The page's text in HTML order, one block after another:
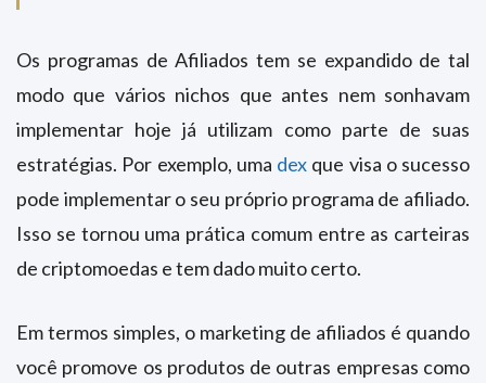
Os programas de Afiliados tem se expandido de tal
modo que vários nichos que antes nem sonhavam
implementar hoje já utilizam como parte de suas
estratégias. Por exemplo, uma dex que visa o sucesso
pode implementar o seu próprio programa de afiliado.
Isso se tornou uma prática comum entre as carteiras
de criptomoedas e tem dado muito certo.
Em termos simples, o marketing de afiliados é quando
você promove os produtos de outras empresas como